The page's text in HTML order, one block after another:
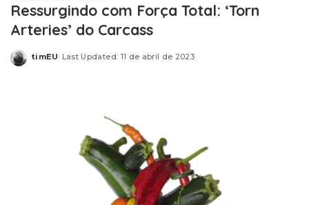
Ressurgindo com Força Total: ‘Torn
Arteries’ do Carcass
Posted
timEU Last Updated: 11 de abril de 2023